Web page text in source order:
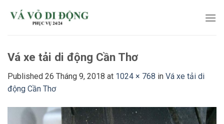
Vá xe tải di động Cần Thơ
Published 26 Tháng 9, 2018 at 1024 × 768 in Vá xe tải di
động Cần Thơ